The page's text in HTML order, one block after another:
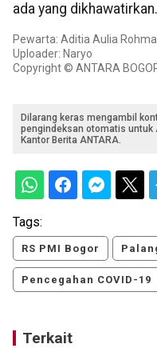
ada yang dikhawatirkan.
Pewarta: Aditia Aulia
Uploader: Naryo
Copyright © ANTARA
Dilarang keras mengambil
pengindeksan otomatis untuk
Kantor Berita ANTARA.
Tags:
RS PMI Bogor
Pencegahan COVID-19
Terkait